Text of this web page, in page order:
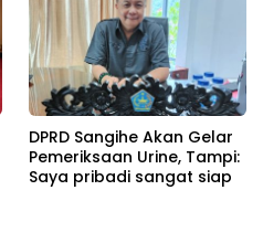
DPRD Sangihe Akan Gelar
Pemeriksaan Urine, Tampi:
Saya pribadi sangat siap